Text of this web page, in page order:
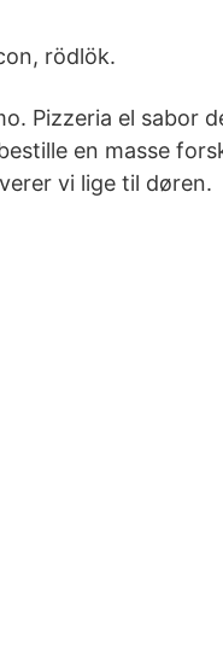
rödlök.
Pizzeria el sabor
en masse
vi lige til døren.